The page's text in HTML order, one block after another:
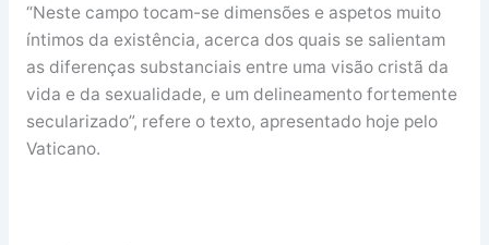
“Neste campo tocam-se dimensões e aspetos muito
íntimos da existência, acerca dos quais se salientam
as diferenças substanciais entre uma visão cristã da
vida e da sexualidade, e um delineamento fortemente
secularizado”, refere o texto, apresentado hoje pelo
Vaticano.